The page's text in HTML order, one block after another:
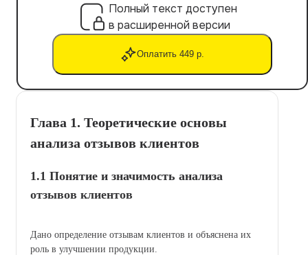
Полный текст доступен
в расширенной версии
Оплатить 449 р.
Глава 1. Теоретические основы
анализа отзывов клиентов
1.1 Понятие и значимость анализа
отзывов клиентов
Дано определение отзывам клиентов и объяснена их
роль в улучшении продукции.